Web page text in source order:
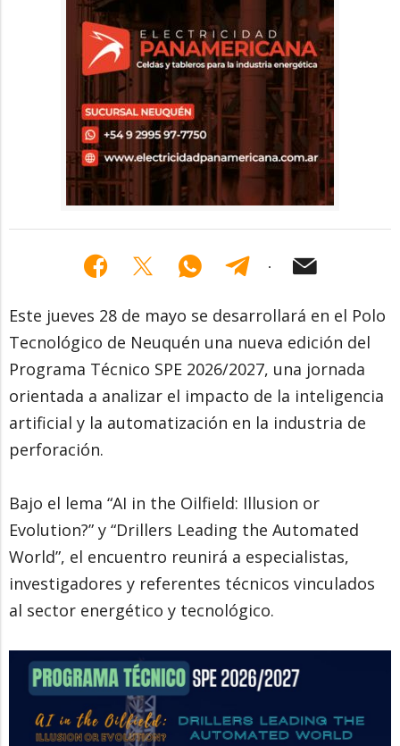
Este jueves 28 de mayo se desarrollará en el Polo
Tecnológico de Neuquén una nueva edición del
Programa Técnico SPE 2026/2027, una jornada
orientada a analizar el impacto de la inteligencia
artificial y la automatización en la industria de
perforación.
Bajo el lema “AI in the Oilfield: Illusion or
Evolution?” y “Drillers Leading the Automated
World”, el encuentro reunirá a especialistas,
investigadores y referentes técnicos vinculados
al sector energético y tecnológico.